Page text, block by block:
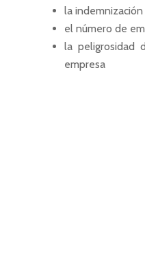
la
el número de
la peligrosidad
empresa